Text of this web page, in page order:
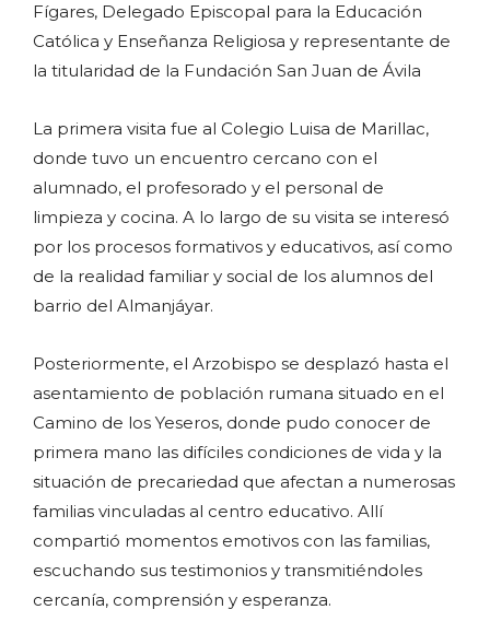
Fígares, Delegado Episcopal para la Educación
Católica y Enseñanza Religiosa y representante de
la titularidad de la Fundación San Juan de Ávila
La primera visita fue al Colegio Luisa de Marillac,
donde tuvo un encuentro cercano con el
alumnado, el profesorado y el personal de
limpieza y cocina. A lo largo de su visita se interesó
por los procesos formativos y educativos, así como
de la realidad familiar y social de los alumnos del
barrio del Almanjáyar.
Posteriormente, el Arzobispo se desplazó hasta el
asentamiento de población rumana situado en el
Camino de los Yeseros, donde pudo conocer de
primera mano las difíciles condiciones de vida y la
situación de precariedad que afectan a numerosas
familias vinculadas al centro educativo. Allí
compartió momentos emotivos con las familias,
escuchando sus testimonios y transmitiéndoles
cercanía, comprensión y esperanza.